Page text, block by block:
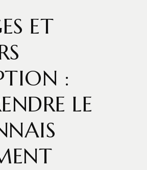
ET
:
LE